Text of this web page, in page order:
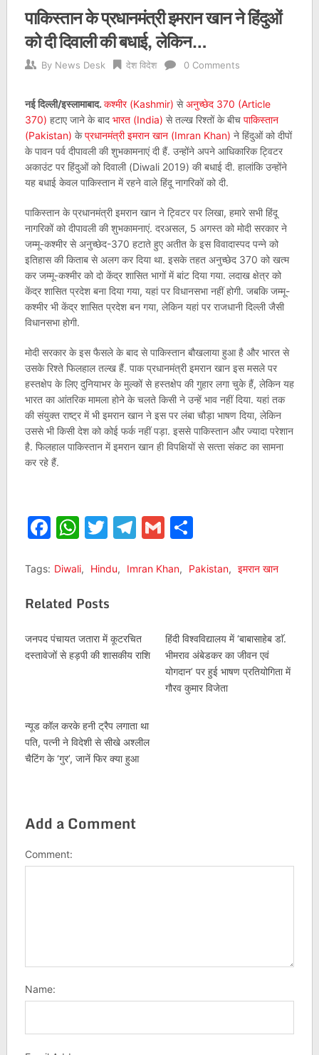
पाकिस्‍तान के प्रधानमंत्री इमरान खान ने हिंदुओं
को दी दिवाली की बधाई, लेकिन…
By News Desk देश विदेश 0 Comments
नई दिल्‍ली/इस्‍लामाबाद. कश्‍मीर (Kashmir) सेअनुच्‍छेद 370 (Article
370) हटाए जाने के बाद भारत (India) से तल्‍ख रिश्‍तों के बीच पाकिस्‍तान
(Pakistan) केप्रधानमंत्री इमरान खान (Imran Khan) ने हिंदुओं को दीपों
के पावन पर्व दीपावली की शुभकामनाएं दी हैं. उन्‍होंने अपने आधिकारिक ट्विटर
अकाउंट पर हिंदुओं को दिवाली (Diwali 2019) की बधाई दी. हालांकि उन्‍होंने
यह बधाई केवल पाकिस्‍तान में रहने वाले हिंदू नागरिकों को दी.
पाकिस्‍तान के प्रधानमंत्री इमरान खान ने ट्विटर पर लिखा, हमारे सभी हिंदू
नागरिकों को दीपावली की शुभकामनाएं. दरअसल, 5 अगस्त को मोदी सरकार ने
जम्‍मू-कश्‍मीर से अनुच्छेद-370 हटाते हुए अतीत के इस विवादास्पद पन्ने को
इतिहास की किताब से अलग कर दिया था. इसके तहत अनुच्छेद 370 को खत्म
कर जम्मू-कश्मीर को दो केंद्र शासित भागों में बांट दिया गया. लदाख क्षेत्र को
केंद्र शासित प्रदेश बना दिया गया, यहां पर विधानसभा नहीं होगी. जबकि जम्मू-
कश्मीर भी केंद्र शासित प्रदेश बन गया, लेकिन यहां पर राजधानी दिल्ली जैसी
विधानसभा होगी.
मोदी सरकार के इस फैसले के बाद से पाकिस्‍तान बौखलाया हुआ है और भारत से
उसके रिश्‍ते फिलहाल तल्‍ख हैं. पाक प्रधानमंत्री इमरान खान इस मसले पर
हस्‍तक्षेप के लिए दुनियाभर के मुल्‍कों से हस्‍तक्षेप की गुहार लगा चुके हैं, लेकिन यह
भारत का आंतरिक मामला होने के चलते किसी ने उन्‍हें भाव नहीं दिया. यहां तक
की संयुक्‍त राष्‍ट्र में भी इमरान खान ने इस पर लंबा चौड़ा भाषण दिया, लेकिन
उससे भी किसी देश को कोई फर्क नहीं पड़ा. इससे पाकिस्‍तान और ज्‍यादा परेशान
है. फिलहाल पाकिस्‍तान में इमरान खान ही विपक्षियों से सत्‍ता संकट का सामना
कर रहे हैं.
Facebook
WhatsApp
Twitter
Telegram
GmailShare
Tags: Diwali, Hindu, Imran Khan, Pakistan, इमरान खान
Related Posts
जनपद पंचायत जतारा में कूटरचित
दस्‍तावेजों से हड़पी की शासकीय राशि
हिंदी विश्वविद्यालय में ‘बाबासाहेब डाॅ.
भीमराव अंबेडकर का जीवन एवं
योगदान’ पर हुई भाषण प्रतियोगिता में
गौरव कुमार विजेता
न्यूड कॉल करके हनी ट्रैप लगाता था
पति, पत्नी ने विदेशी से सीखे अश्लील
चैटिंग के ‘गुर’, जानें फिर क्या हुआ
Add a Comment
Comment:
Name: